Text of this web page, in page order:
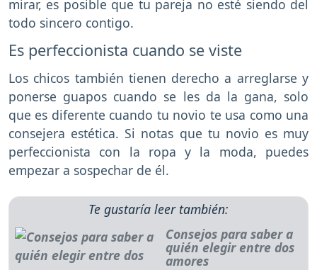
mirar, es posible que tu pareja no esté siendo del
todo sincero contigo.
Es perfeccionista cuando se viste
Los chicos también tienen derecho a arreglarse y
ponerse guapos cuando se les da la gana, solo
que es diferente cuando tu novio te usa como una
consejera estética. Si notas que tu novio es muy
perfeccionista con la ropa y la moda, puedes
empezar a sospechar de él.
Te gustaría leer también:
Consejos para saber a
quién elegir entre dos
amores